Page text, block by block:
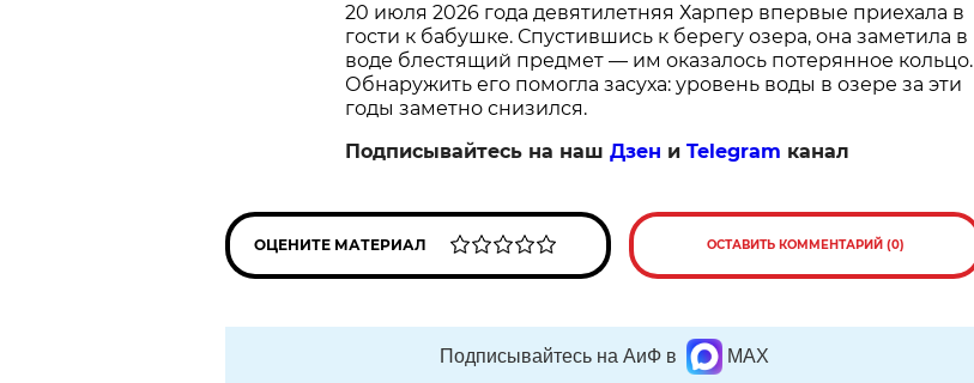
20 июля 2026 года девятилетняя Харпер впервые приехала в
гости к бабушке. Спустившись к берегу озера, она заметила в
воде блестящий предмет — им оказалось потерянное кольцо.
Обнаружить его помогла засуха: уровень воды в озере за эти
годы заметно снизился.
Подписывайтесь на наш Дзен и Telegram канал
ОЦЕНИТЕ МАТЕРИАЛ ОСТАВИТЬ КОММЕНТАРИЙ (0)
Подписывайтесь на АиФ в MAX